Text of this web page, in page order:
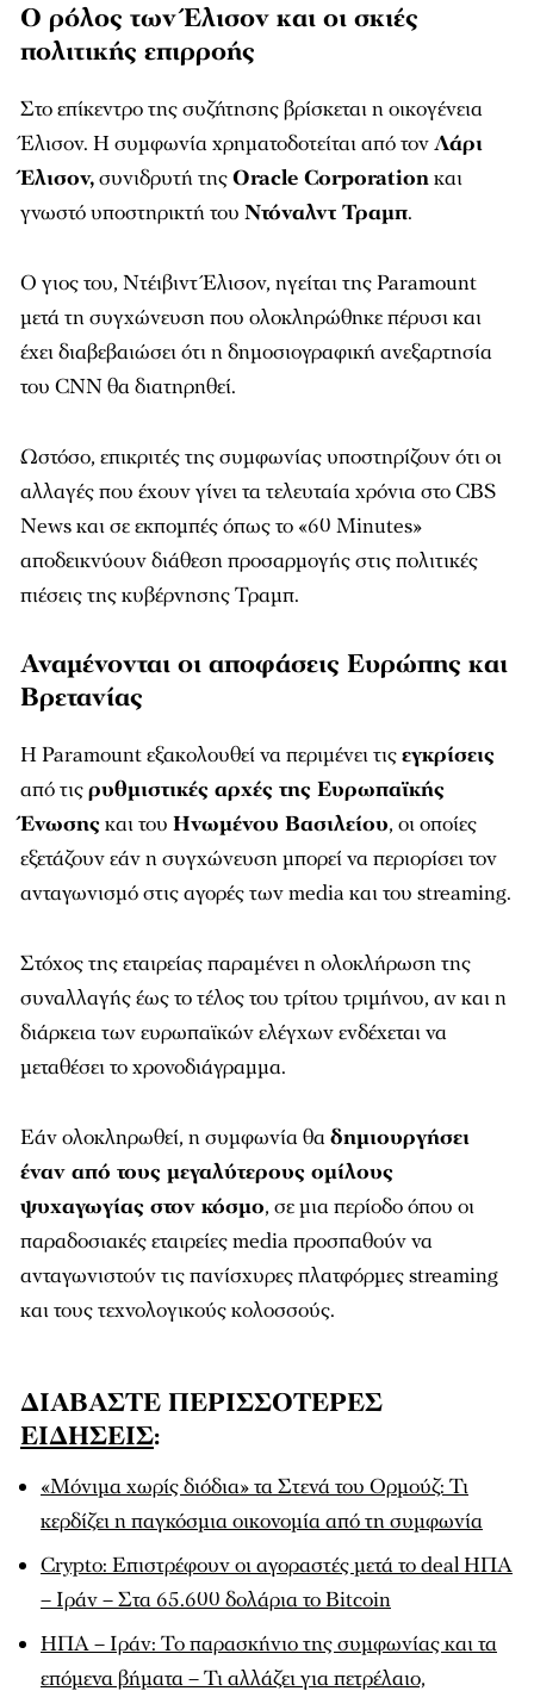
Ο ρόλος των Έλισον και οι σκιές
πολιτικής επιρροής
Στο επίκεντρο της συζήτησης βρίσκεται η οικογένεια
Έλισον. Η συμφωνία χρηματοδοτείται από τονΛάρι
Έλισον,συνιδρυτή τηςOracle Corporationκαι
γνωστό υποστηρικτή του Ντόναλντ Τραμπ.
Ο γιος του, Ντέιβιντ Έλισον, ηγείται της Paramount
μετά τη συγχώνευση που ολοκληρώθηκε πέρυσι και
έχει διαβεβαιώσει ότι η δημοσιογραφική ανεξαρτησία
του CNN θα διατηρηθεί.
Ωστόσο, επικριτές της συμφωνίας υποστηρίζουν ότι οι
αλλαγές που έχουν γίνει τα τελευταία χρόνια στο CBS
News και σε εκπομπές όπως το «60 Minutes»
αποδεικνύουν διάθεση προσαρμογής στις πολιτικές
πιέσεις της κυβέρνησης Τραμπ.
Αναμένονται οι αποφάσεις Ευρώπης και
Βρετανίας
Η Paramount εξακολουθεί να περιμένει τιςεγκρίσεις
από τιςρυθμιστικές αρχές της Ευρωπαϊκής
Ένωσηςκαι του Ηνωμένου Βασιλείου, οι οποίες
εξετάζουν εάν η συγχώνευση μπορεί να περιορίσει τον
ανταγωνισμό στις αγορές των media και του streaming.
Στόχος της εταιρείας παραμένει η ολοκλήρωση της
συναλλαγής έως το τέλος του τρίτου τριμήνου, αν και η
διάρκεια των ευρωπαϊκών ελέγχων ενδέχεται να
μεταθέσει το χρονοδιάγραμμα.
Εάν ολοκληρωθεί, η συμφωνία θαδημιουργήσει
έναν από τους μεγαλύτερους ομίλους
ψυχαγωγίας στον κόσμο, σε μια περίοδο όπου οι
παραδοσιακές εταιρείες media προσπαθούν να
ανταγωνιστούν τις πανίσχυρες πλατφόρμες streaming
και τους τεχνολογικούς κολοσσούς.
ΔΙΑΒΑΣΤΕ ΠΕΡΙΣΣΟΤΕΡΕΣ
ΕΙΔΗΣΕΙΣ:
«Μόνιμα χωρίς διόδια» τα Στενά του Ορμούζ: Τι
κερδίζει η παγκόσμια οικονομία από τη συμφωνία
Crypto: Επιστρέφουν οι αγοραστές μετά το deal ΗΠΑ
– Ιράν – Στα 65.600 δολάρια το Bitcoin
ΗΠΑ – Ιράν: Το παρασκήνιο της συμφωνίας και τα
επόμενα βήματα – Τι αλλάζει για πετρέλαιο,